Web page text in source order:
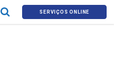
SERVIÇOS ONLINE